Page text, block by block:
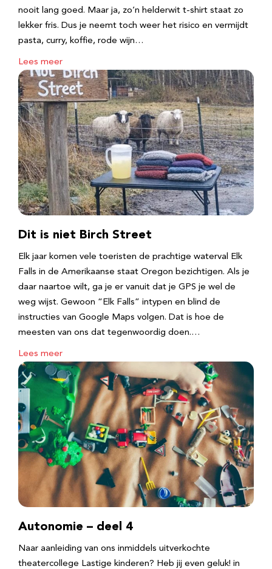
nooit lang goed. Maar ja, zo’n helderwit t-shirt staat zo
lekker fris. Dus je neemt toch weer het risico en vermijdt
pasta, curry, koffie, rode wijn…
Lees meer
Dit is niet Birch Street
Elk jaar komen vele toeristen de prachtige waterval Elk
Falls in de Amerikaanse staat Oregon bezichtigen. Als je
daar naartoe wilt, ga je er vanuit dat je GPS je wel de
weg wijst. Gewoon “Elk Falls” intypen en blind de
instructies van Google Maps volgen. Dat is hoe de
meesten van ons dat tegenwoordig doen.…
Lees meer
Autonomie – deel 4
Naar aanleiding van ons inmiddels uitverkochte
theatercollege Lastige kinderen? Heb jij even geluk! in